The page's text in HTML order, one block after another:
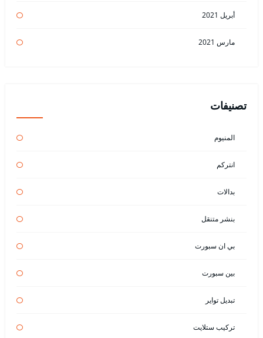
أبريل 2021
مارس 2021
تصنيفات
المنيوم
انتركم
بدالات
بنشر متنقل
بي ان سبورت
بين سبورت
تبديل تواير
تركيب ستلايت